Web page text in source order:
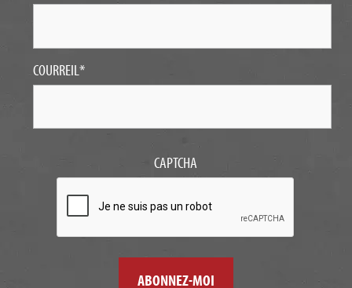
COURREIL*
CAPTCHA